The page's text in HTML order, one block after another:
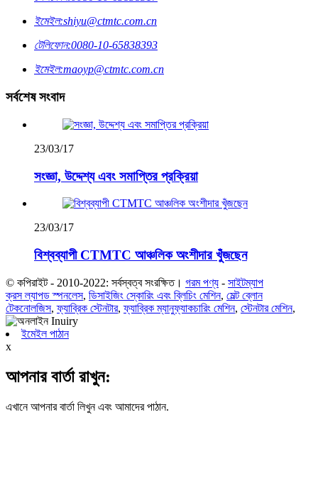
ইমেইল:shiyu@ctmtc.com.cn
টেলিফোন:0080-10-65838393
ইমেইল:maoyp@ctmtc.com.cn
সর্বশেষ সংবাদ
23/03/17
সংজ্ঞা, উদ্দেশ্য এবং সমাপ্তির প্রক্রিয়া
23/03/17
বিশ্বব্যাপী CTMTC আঞ্চলিক অংশীদার খুঁজছেন
© কপিরাইট - 2010-2022: সর্বস্বত্ব সংরক্ষিত। গরম পণ্য - সাইটম্যাপ
ক্রস ল্যাপড স্পনলেস, ডিসাইজিং স্কোরিং এবং ব্লিচিং মেশিন, মেল্ট ব্লোন
টেকনোলজিস,ফ্যাব্রিক স্টেনটার,ফ্যাব্রিক ম্যানুফ্যাকচারিং মেশিন, স্টেনটার মেশিন,
ইমেইল পাঠান
x
আপনার বার্তা রাখুন:
এখানে আপনার বার্তা লিখুন এবং আমাদের পাঠান.